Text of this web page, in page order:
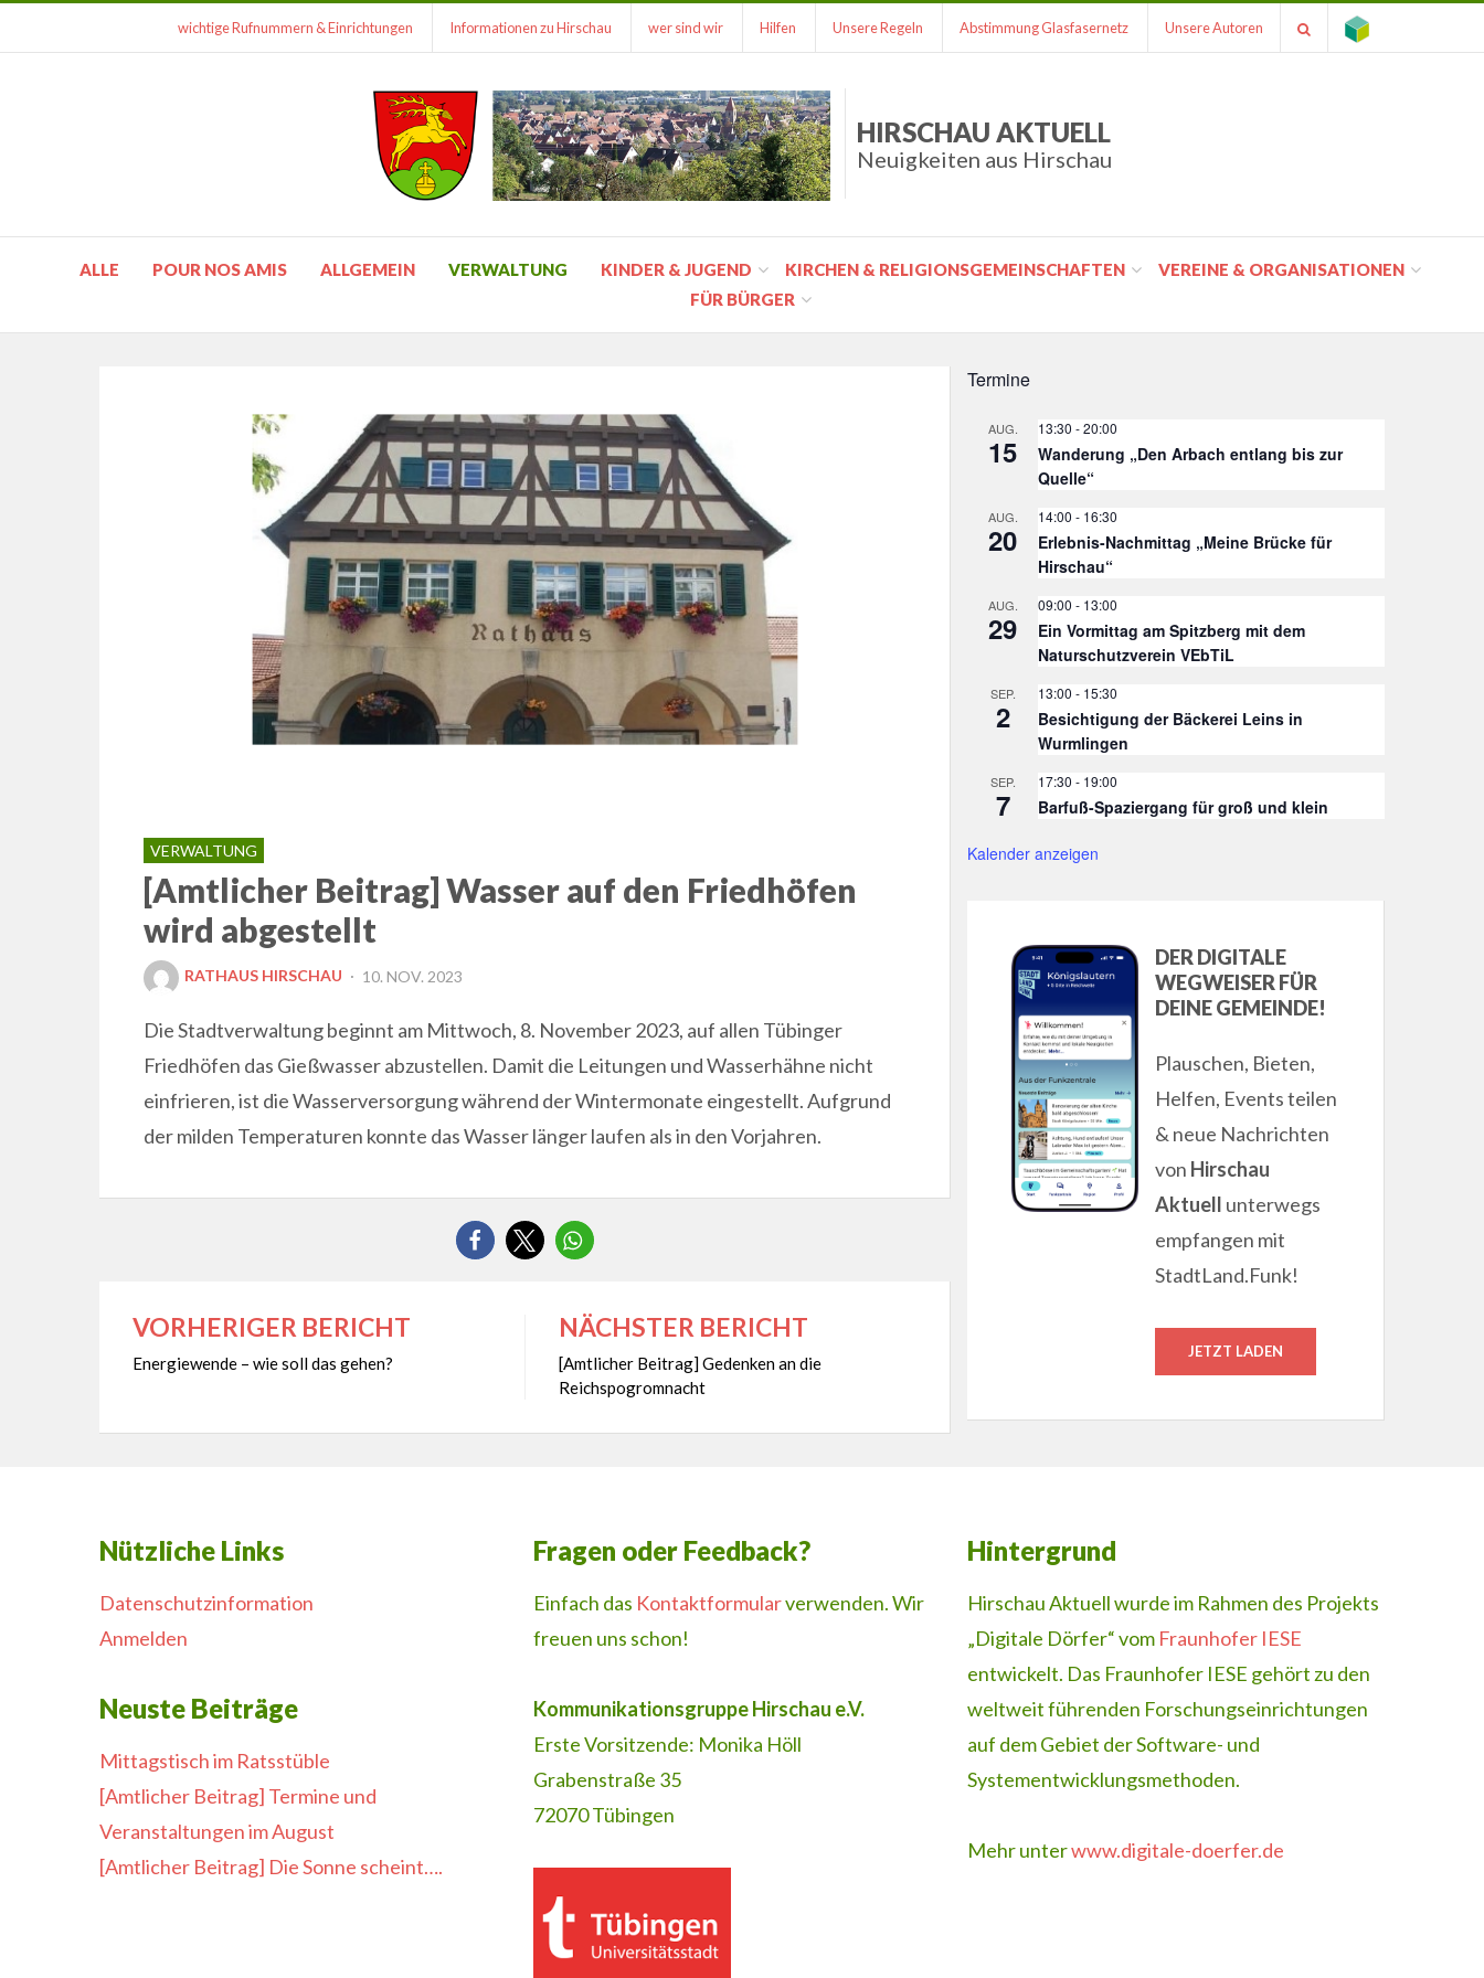
wichtige Rufnummern & Einrichtungen Informationen zu Hirschau wer sind wir Hilfen Unsere Regeln Abstimmung Glasfasernetz Unsere Autoren
HIRSCHAU AKTUELL
Neuigkeiten aus Hirschau
ALLE POUR NOS AMIS ALLGEMEIN VERWALTUNG KINDER & JUGEND KIRCHEN & RELIGIONSGEMEINSCHAFTEN
VEREINE & ORGANISATIONEN
FÜR BÜRGER
VERWALTUNG
[Amtlicher Beitrag] Wasser auf den Friedhöfen
wird abgestellt
RATHAUS HIRSCHAU
POSTED
10. NOV. 2023
Die Stadtverwaltung beginnt am Mittwoch, 8. November 2023, auf allen Tübinger
Friedhöfen das Gießwasser abzustellen. Damit die Leitungen und Wasserhähne nicht
einfrieren, ist die Wasserversorgung während der Wintermonate eingestellt. Aufgrund
der milden Temperaturen konnte das Wasser länger laufen als in den Vorjahren.
Beitragsnavigation
VORHERIGER BERICHT
Energiewende – wie soll das gehen?
NÄCHSTER BERICHT
[Amtlicher Beitrag] Gedenken an die
Reichspogromnacht
Termine
AUG.
15
13:30 -20:00
Wanderung „Den Arbach entlang bis zur
Quelle“
AUG.
20
14:00 - 16:30
Erlebnis-Nachmittag „Meine Brücke für
Hirschau“
AUG.
29
09:00 - 13:00
Ein Vormittag am Spitzberg mit dem
Naturschutzverein VEbTiL
SEP.
2
13:00 - 15:30
Besichtigung der Bäckerei Leins in
Wurmlingen
SEP.
7
17:30 - 19:00
Barfuß-Spaziergang für groß und klein
Kalender anzeigen
DER DIGITALE
WEGWEISER FÜR
DEINE GEMEINDE!
Plauschen, Bieten,
Helfen, Events teilen
& neue Nachrichten
von Hirschau
Aktuell unterwegs
empfangen mit
StadtLand.Funk!
JETZT LADEN
Nützliche Links
Datenschutzinformation
Anmelden
Neuste Beiträge
Mittagstisch im Ratsstüble
[Amtlicher Beitrag] Termine und
Veranstaltungen im August
[Amtlicher Beitrag] Die Sonne scheint….
Fragen oder Feedback?
Einfach das Kontaktformularverwenden. Wir
freuen uns schon!
Kommunikationsgruppe Hirschau e.V.
Erste Vorsitzende: Monika Höll
Grabenstraße 35
72070 Tübingen
Hintergrund
Hirschau Aktuell wurde im Rahmen des Projekts
„Digitale Dörfer“ vom Fraunhofer IESE
entwickelt. Das Fraunhofer IESE gehört zu den
weltweit führenden Forschungseinrichtungen
auf dem Gebiet der Software- und
Systementwicklungsmethoden.
Mehr unterwww.digitale-doerfer.de